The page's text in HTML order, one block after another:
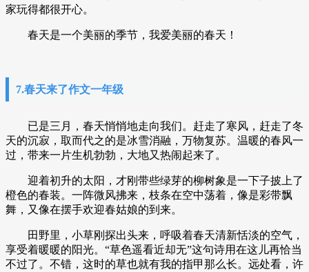
家玩得都很开心。
春天是一个美丽的季节，我爱美丽的春天！
7.春天来了作文一年级
已是三月，春天悄悄地走向我们。赶走了寒风，赶走了冬
天的沉寂，取而代之的是冰雪消融，万物复苏。温暖的春风一
过，带来一片生机勃勃，大地又热闹起来了。
迎着初升的太阳，才刚带些绿芽的柳树象是一下子披上了
橙色的春装。一阵微风拂来，枝条在空中荡着，像是彩带飘
舞，又像在摆手欢迎春姑娘的到来。
田野里，小草刚探出头来，呼吸着春天清新恬淡的空气，
享受着暖暖的阳光。“草色遥看近却无”这句诗用在这儿再恰当
不过了。不错，这时的草也就有我的指甲那么长。远处看，许